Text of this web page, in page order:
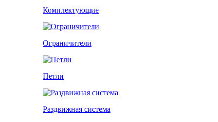
Комплектующие
Ограничители
Петли
Раздвижная система